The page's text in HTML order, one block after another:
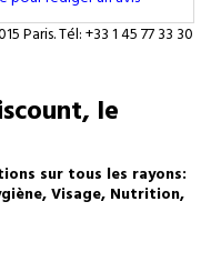
Paris. Tél: +33 1 45 77 33 30
le
sur tous les rayons:
Visage, Nutrition,